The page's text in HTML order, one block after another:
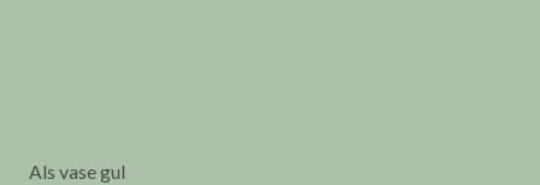
Als vase gul